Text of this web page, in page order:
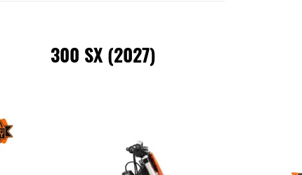
300 SX (2027)